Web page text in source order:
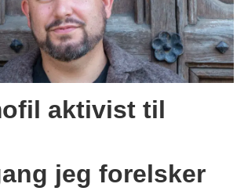
aktivist til
jeg forelsker